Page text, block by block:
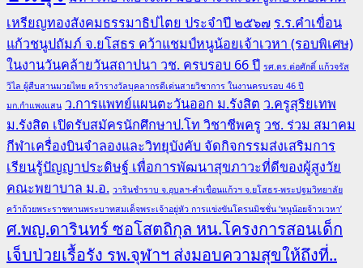
เหรียญทองสังคมธรรมาธิปไตย ประจำปี ๒๕๖๗ ร.ร.คำเขื่อน
แก้วชนูปถัมภ์ จ.ยโสธร คว้าแชมป์หนูน้อยเจ้าเวหา (รอบพิเศษ)
ในงานวันคล้ายวันสถาปนา วช. ครบรอบ 66 ปี รศ.ดร.ต่อศักดิ์ แก้วจรัส
วิไล ผู้สืบสานมวยไทย คว้ารางวัลบุคลากรดีเด่นสายวิชาการ ในงานครบรอบ 46 ปี
มก.กำแพงแสน ว.การแพทย์แผนตะวันออก ม.รังสิต ว.ครูสุริยเทพ
ม.รังสิต เปิดรับสมัครนักศึกษาป.โท วิชาชีพครู วช. ร่วม สมาคม
กีฬาเครื่องบินจำลองและวิทยุบังคับ จัดกิจกรรมส่งเสริมการ
เรียนรู้ปัญญาประดิษฐ์ เพื่อการพัฒนาสุขภาวะที่ดีของผู้สูงวัย
คณะพยาบาล ม.อ. วารินชำราบ จ.อุบลฯ-คำเขื่อนแก้วฯ จ.ยโสธร-พระปฐมวิทยาลัย
คว้าถ้วยพระราชทานพระบาทสมเด็จพระเจ้าอยู่หัว การแข่งขันโดรนมิชชั่น ‘หนูน้อยจ้าวเวหา’
ศ.พญ.ดารินทร์ ซอโสตถิกุล หน.โครงการสอนเด็ก
เจ็บป่วยเรื้อรัง รพ.จุฬาฯ ส่งมอบความสุขให้ถึงที่..